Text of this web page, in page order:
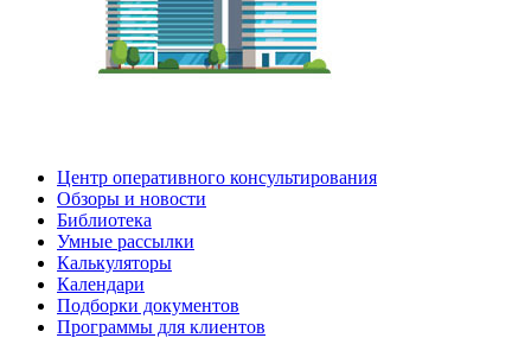
Центр оперативного консультирования
Обзоры и новости
Библиотека
Умные рассылки
Калькуляторы
Календари
Подборки документов
Программы для клиентов